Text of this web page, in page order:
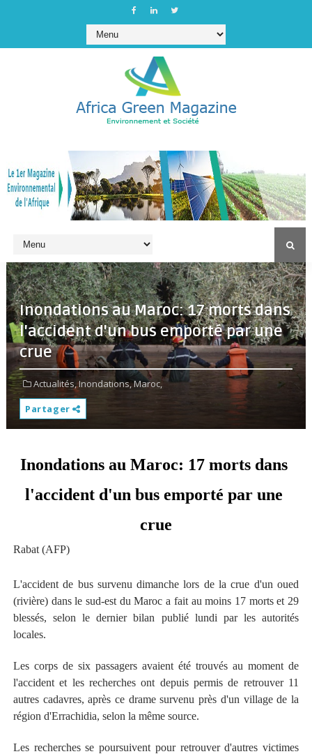
Inondations au Maroc: 17 morts dans
l'accident d'un bus emporté par une
crue
Actualités,Inondations,Maroc,
Partager
Inondations au Maroc: 17 morts dans
l'accident d'un bus emporté par une
crue
Rabat (AFP)
L'accident de bus survenu dimanche lors de la crue d'un oued
(rivière) dans le sud-est du Maroc a fait au moins 17 morts et 29
blessés, selon le dernier bilan publié lundi par les autorités
locales.
Les corps de six passagers avaient été trouvés au moment de
l'accident et les recherches ont depuis permis de retrouver 11
autres cadavres, après ce drame survenu près d'un village de la
région d'Errachidia, selon la même source.
Les recherches se poursuivent pour retrouver d'autres victimes